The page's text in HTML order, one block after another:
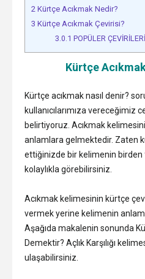
2 Kürtçe Acıkmak Nedir?
3 Kürtçe Acıkmak Çevirisi?
3.0.1 POPÜLER
Kürtçe
Kürtçe acıkmak nasıl denir?
kullanıcılarımıza vereceğimiz
belirtiyoruz. Acıkmak
anlamlara gelmektedir. Zaten
ettiğinizde bir kelimenin
kolaylıkla görebilirsiniz.
Acıkmak kelimesinin kürtçe
vermek yerine kelimenin
Aşağıda makalenin sonunda
Demektir? Açlık Karşılığı
ulaşabilirsiniz.